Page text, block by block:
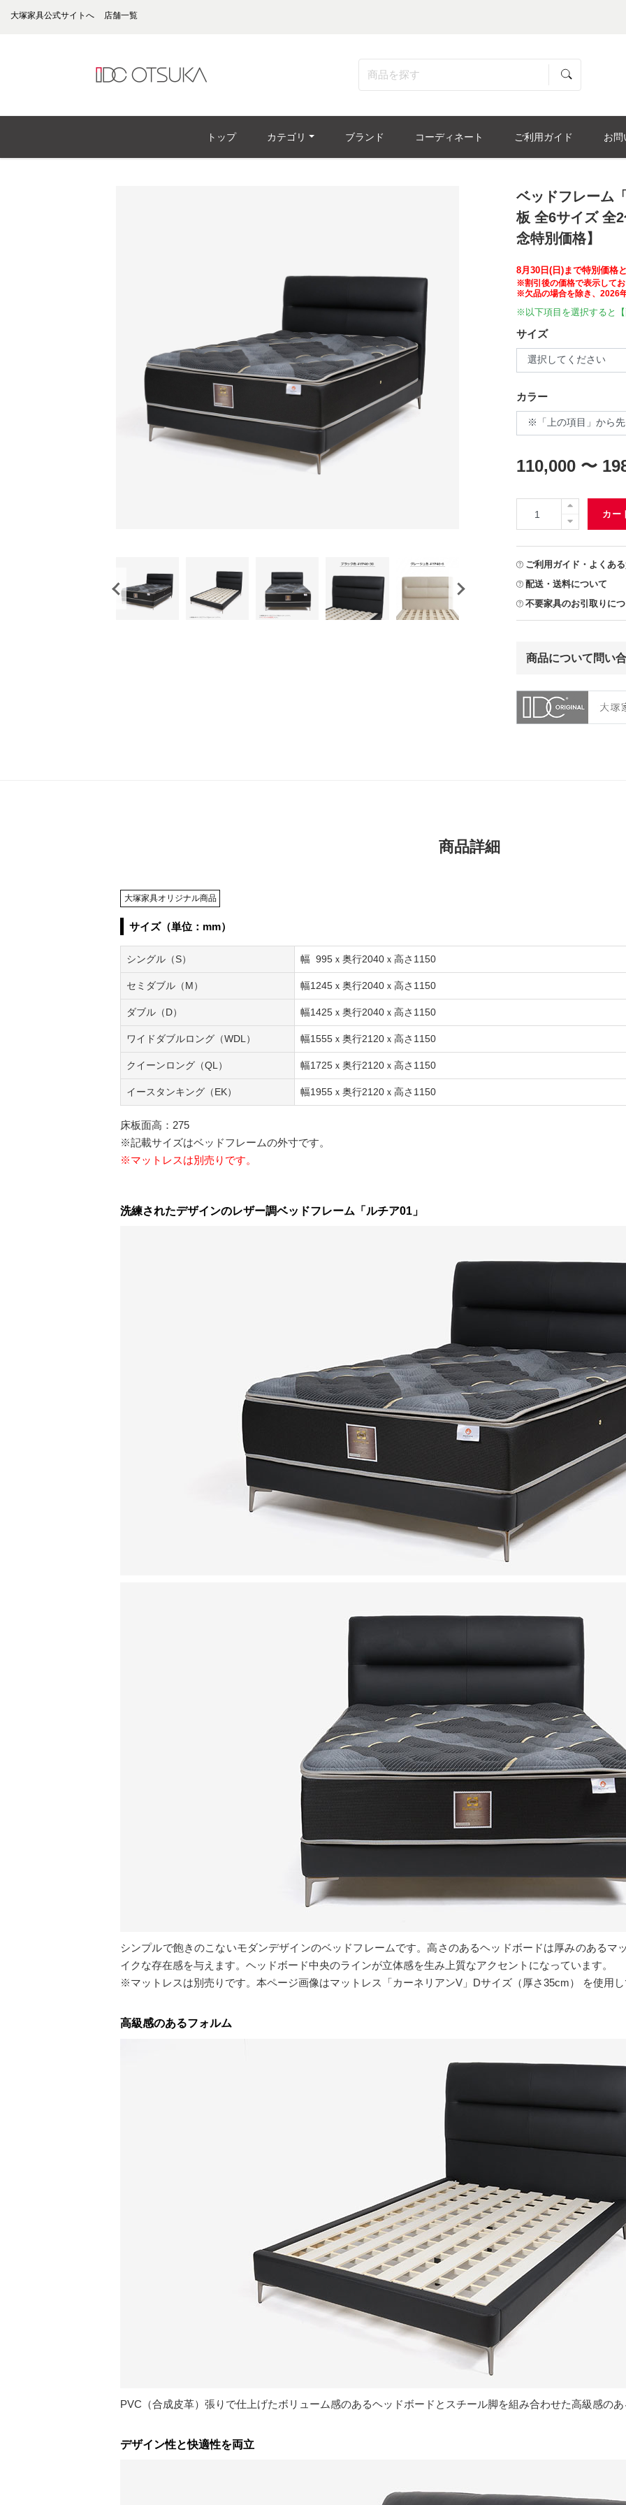
大塚家具公式サイトへ 店舗一覧
トップ カテゴリ ブランド コーディネート ご利用ガイド お問
ベッドフレーム
板 全6サイズ 全
念特別価格】
8月30日(日)まで特別価格
※割引後の価格で表示して
※欠品の場合を除き、2026
※以下項目を選択すると
サイズ
カラー
110,000 〜
カー
ご利用ガイド・よくあ
配送・送料について
不要家具のお引取りに
商品について問い
商品詳細
大塚家具オリジナル商品
サイズ（単位：mm）
シングル（S） 幅 995ｘ奥行2040ｘ高さ1150
セミダブル（M） 幅1245ｘ奥行2040ｘ高さ1150
ダブル（D） 幅1425ｘ奥行2040ｘ高さ1150
ワイドダブルロング（WDL） 幅1555ｘ奥行2120ｘ高さ1150
クイーンロング（QL） 幅1725ｘ奥行2120ｘ高さ1150
イースタンキング（EK） 幅1955ｘ奥行2120ｘ高さ1150
床板面高：275
※記載サイズはベッドフレームの外寸です。
※マットレスは別売りです。
洗練されたデザインのレザー調ベッドフレーム「ルチア01」
シンプルで飽きのこないモダンデザインのベッドフレームです。高さのあるヘッドボードは厚みのあるマ
イクな存在感を与えます。ヘッドボード中央のラインが立体感を生み上質なアクセントになっています。
※マットレスは別売りです。本ページ画像はマットレス「カーネリアンV」Dサイズ（厚さ35cm） を使用
高級感のあるフォルム
PVC（合成皮革）張りで仕上げたボリューム感のあるヘッドボードとスチール脚を組み合わせた高級感の
デザイン性と快適性を両立